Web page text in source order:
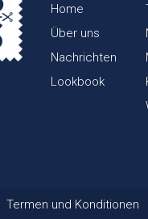
Home
Über uns
Nachrichten
Lookbook
Termen und Konditionen